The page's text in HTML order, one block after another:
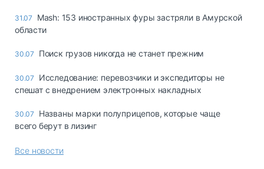
31.07
Mash: 153 иностранных фуры застряли в Амурской
области
30.07 Поиск грузов никогда не станет прежним
30.07
Исследование: перевозчики и экспедиторы не
спешат с внедрением электронных накладных
30.07
Названы марки полуприцепов, которые чаще
всего берут в лизинг
Все новости